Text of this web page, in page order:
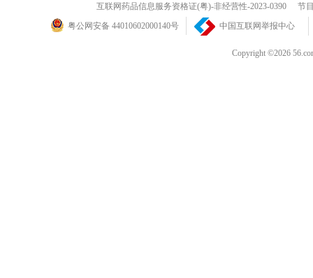
互联网药品信息服务资格证(粤)-非经营性-2023-0390
节
粤公网安备 44010602000140号
中国互联网举报中心
Copyright ©2026